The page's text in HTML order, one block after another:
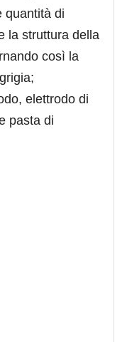
quantità di
la struttura della
così la
elettrodo di
pasta di